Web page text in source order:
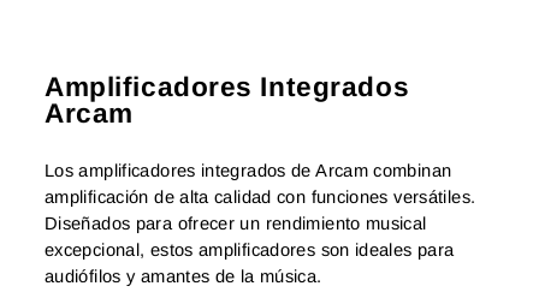
Amplificadores Integrados
Arcam
Los amplificadores integrados de Arcam combinan
amplificación de alta calidad con funciones versátiles.
Diseñados para ofrecer un rendimiento musical
excepcional, estos amplificadores son ideales para
audiófilos y amantes de la música.